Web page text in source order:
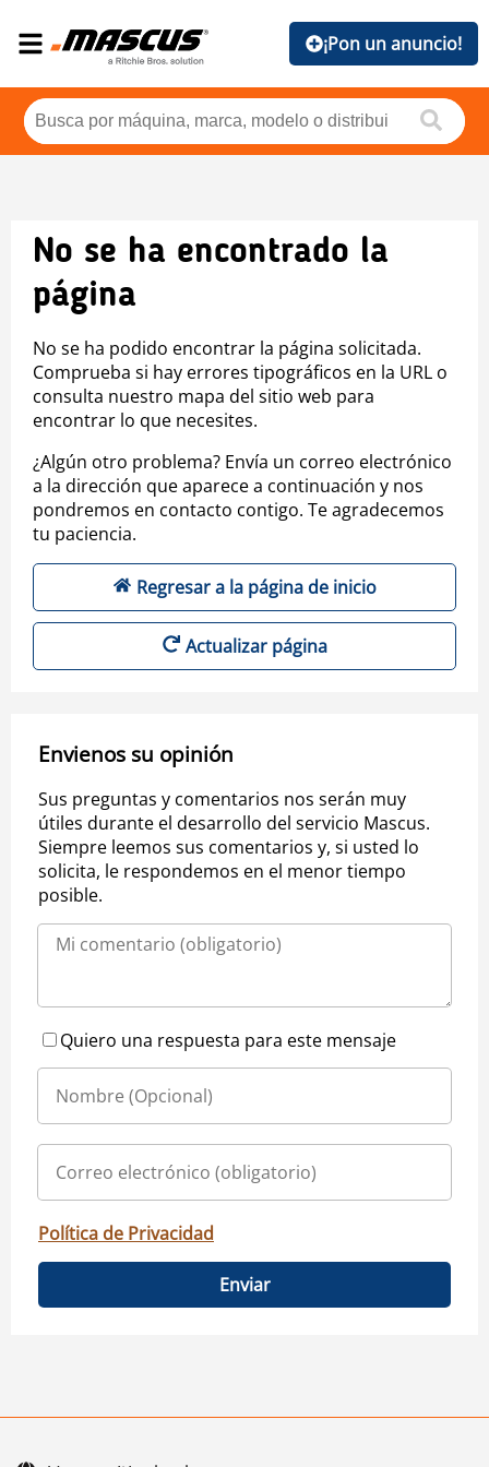
¡Pon un anuncio!
No se ha encontrado la
página
No se ha podido encontrar la página solicitada.
Comprueba si hay errores tipográficos en la URL o
consulta nuestro mapa del sitio web para
encontrar lo que necesites.
¿Algún otro problema? Envía un correo electrónico
a la dirección que aparece a continuación y nos
pondremos en contacto contigo. Te agradecemos
tu paciencia.
Regresar a la página de inicio
Actualizar página
Envienos su opinión
Sus preguntas y comentarios nos serán muy
útiles durante el desarrollo del servicio Mascus.
Siempre leemos sus comentarios y, si usted lo
solicita, le respondemos en el menor tiempo
posible.
Quiero una respuesta para este mensaje
Política de Privacidad
Enviar